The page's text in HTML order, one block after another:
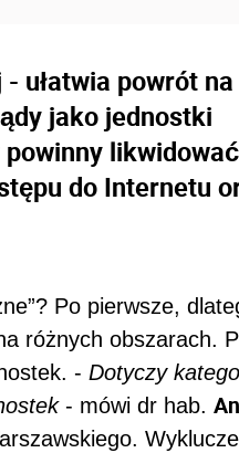
ułatwia powrót
jako jednostki
likwidować
do Internetu
Po pierwsze,
różnych obszarach.
- Dotyczy
- mówi dr hab.